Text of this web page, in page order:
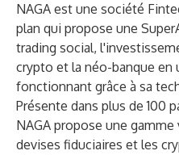
NAGA est une société
plan qui propose une
trading social,
crypto et la néo-banque en
fonctionnant grâce à sa
Présente dans plus de 100
NAGA propose une
devises fiduciaires et les